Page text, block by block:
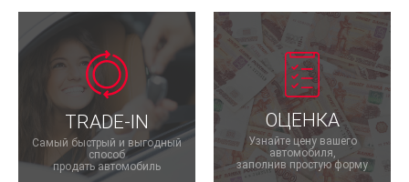
TRADE-IN
Самый быстрый и выгодный
способ
продать автомобиль
ОЦЕНКА
Узнайте цену вашего
автомобиля,
заполнив простую форму